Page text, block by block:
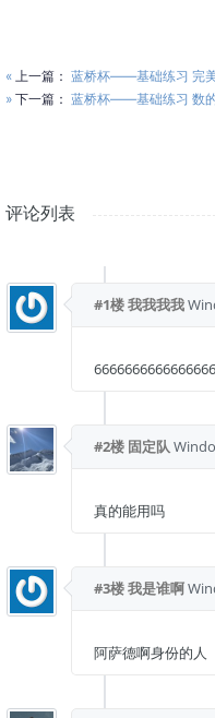
« 上一篇： 蓝桥杯——基础练习 完
» 下一篇： 蓝桥杯——基础练习 数
评论列表
#1楼我我我我
#2楼 固定队
真的能用吗
#3楼我是谁啊
阿萨德啊身份的人